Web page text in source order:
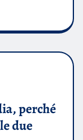
perché
due